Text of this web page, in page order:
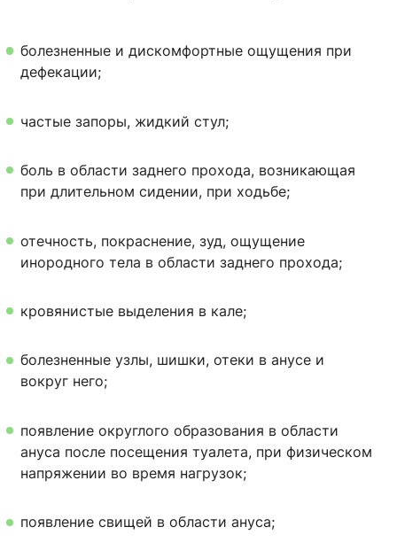
болезненные и дискомфортные ощущения при
дефекации;
частые запоры, жидкий стул;
боль в области заднего прохода, возникающая
при длительном сидении, при ходьбе;
отечность, покраснение, зуд, ощущение
инородного тела в области заднего прохода;
кровянистые выделения в кале;
болезненные узлы, шишки, отеки в анусе и
вокруг него;
появление округлого образования в области
ануса после посещения туалета, при физическом
напряжении во время нагрузок;
появление свищей в области ануса;